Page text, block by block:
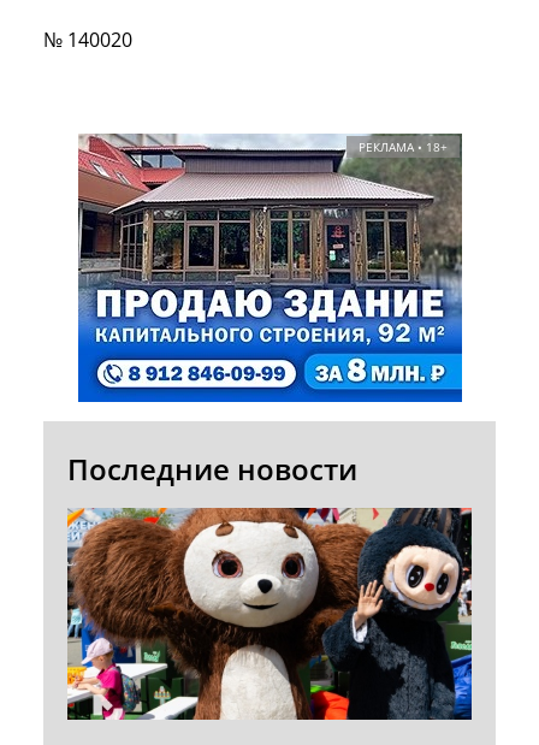
№ 140020
РЕКЛАМА • 18+
Последние новости